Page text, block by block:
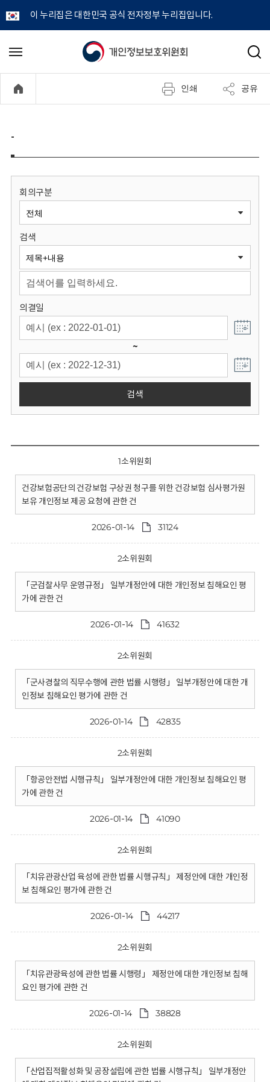
이 누리집은 대한민국 공식 전자정부 누리집입니다.
개
정
보
원
회
메
기
검
인쇄 공유
-
회의구분
검색
의결일
~
검색
1소위원회
건강보험공단의 건강보험 구상권 청구를 위한 건강보험 심사평가원
보유 개인정보 제공 요청에 관한 건
2026-01-14 31124
2소위원회
「군검찰사무 운영규정」 일부개정안에 대한 개인정보 침해요인 평
가에 관한 건
2026-01-14 41632
2소위원회
「군사경찰의 직무수행에 관한 법률 시행령」 일부개정안에 대한 개
인정보 침해요인 평가에 관한 건
2026-01-14 42835
2소위원회
「항공안전법 시행규칙」 일부개정안에 대한 개인정보 침해요인 평
가에 관한 건
2026-01-14 41090
2소위원회
「치유관광산업 육성에 관한 법률 시행규칙」 제정안에 대한 개인정
보 침해요인 평가에 관한 건
2026-01-14 44217
2소위원회
「치유관광육성에 관한 법률 시행령」 제정안에 대한 개인정보 침해
요인 평가에 관한 건
2026-01-14 38828
2소위원회
「산업집적활성화 및 공장설립에 관한 법률 시행규칙」 일부개정안